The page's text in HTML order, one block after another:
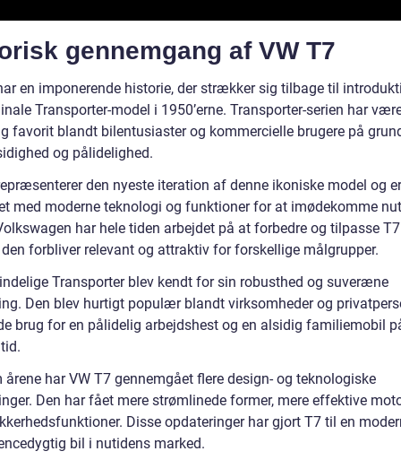
gennemgang af VW T7
en imponerende historie, der strækker sig tilbage til
Transporter-model i 1950’erne. Transporter-serien har
favorit blandt bilentusiaster og kommercielle brugere på
og pålidelighed.
den nyeste iteration af denne ikoniske model og
med moderne teknologi og funktioner for at imødekomme
har hele tiden arbejdet på at forbedre og tilpasse
forbliver relevant og attraktiv for forskellige målgrupper.
Transporter blev kendt for sin robusthed og suveræne
Den blev hurtigt populær blandt virksomheder og
brug for en pålidelig arbejdshest og en alsidig familiemobil
årene har VW T7 gennemgået flere design- og teknologiske
Den har fået mere strømlinede former, mere effektive
Disse opdateringer har gjort T7 til en
bil i nutidens marked.